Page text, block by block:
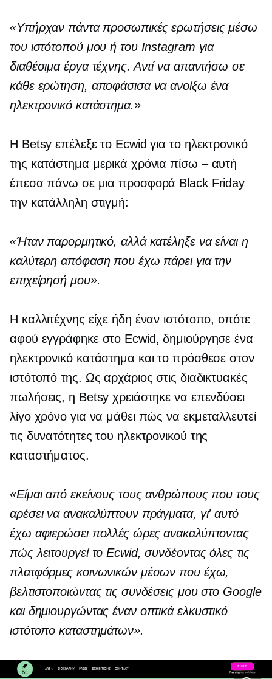
«Υπήρχαν πάντα προσωπικές ερωτήσεις μέσω
του ιστότοπού μου ή του Instagram για
διαθέσιμα έργα τέχνης. Αντί να απαντήσω σε
κάθε ερώτηση, αποφάσισα να ανοίξω ένα
ηλεκτρονικό κατάστημα.»
Η Betsy επέλεξε το Ecwid για το ηλεκτρονικό
της κατάστημα μερικά χρόνιαπίσω – αυτή
έπεσα πάνω σε μια προσφορά Black Friday
την κατάλληλη στιγμή:
«Ήταν παρορμητικό, αλλά κατέληξε να είναι η
καλύτερη απόφαση που έχω πάρει για την
επιχείρησή μου».
Η καλλιτέχνης είχε ήδη έναν ιστότοπο, οπότε
αφού εγγράφηκε στο Ecwid, δημιούργησε ένα
ηλεκτρονικό κατάστημα και το πρόσθεσε στον
ιστότοπό της. Ως αρχάριος στις διαδικτυακές
πωλήσεις, η Betsy χρειάστηκε να επενδύσει
λίγο χρόνο για να μάθει πώς να εκμεταλλευτεί
τις δυνατότητες του ηλεκτρονικού της
καταστήματος.
«Είμαι από εκείνους τους ανθρώπους που τους
αρέσει να ανακαλύπτουν πράγματα, γι' αυτό
έχω αφιερώσει πολλές ώρες ανακαλύπτοντας
πώς λειτουργεί το Ecwid, συνδέοντας όλες τις
πλατφόρμες κοινωνικών μέσων που έχω,
βελτιστοποιώντας τις συνδέσεις μου στο Google
και δημιουργώντας έναν οπτικά ελκυστικό
ιστότοπο καταστημάτων».